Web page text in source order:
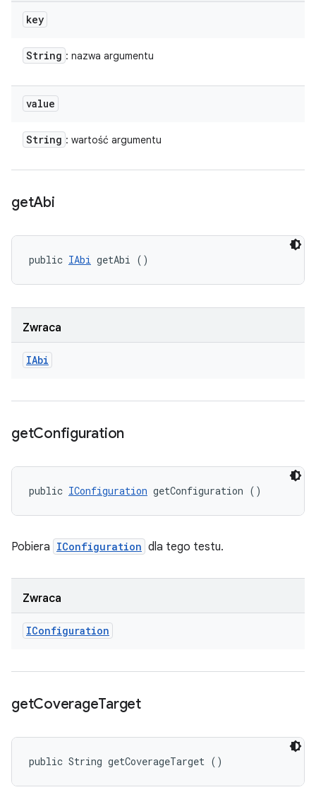
key
String : nazwa argumentu
value
String : wartość argumentu
getAbi
public IAbi getAbi ()
Zwraca
IAbi
getConfiguration
public IConfiguration getConfiguration ()
Pobiera IConfiguration dla tego testu.
Zwraca
IConfiguration
getCoverageTarget
public String getCoverageTarget ()